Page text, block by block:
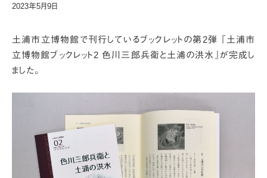
2023年5月9日
土浦市立博物館で刊行しているブックレットの第2弾 『土浦市
立博物館ブックレット2 色川三郎兵衛と土浦の洪水』が完成し
ました。